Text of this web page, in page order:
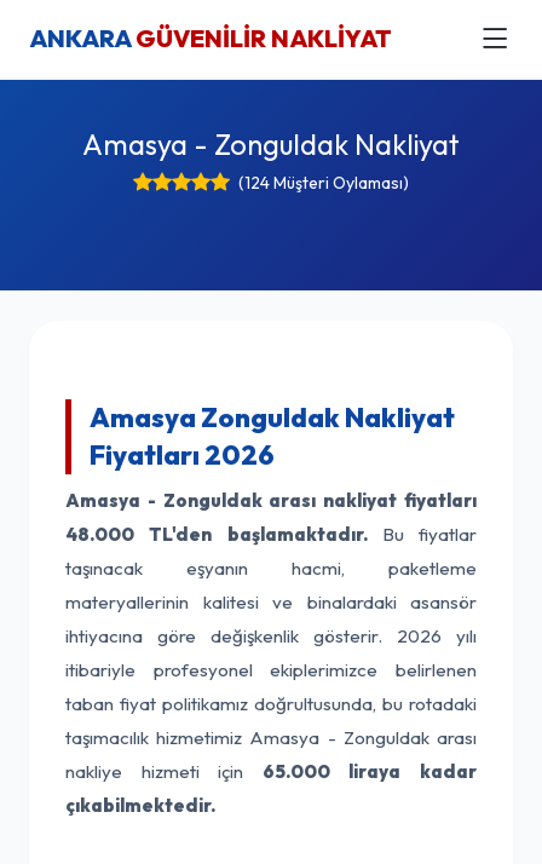
ANKARAGÜVENİLİR NAKLİYAT
Amasya - Zonguldak Nakliyat
(124 Müşteri Oylaması)
Amasya Zonguldak Nakliyat
Fiyatları 2026
Amasya - Zonguldak arası nakliyat fiyatları
48.000 TL'den başlamaktadır.Bu fiyatlar
taşınacak eşyanın hacmi, paketleme
materyallerinin kalitesi ve binalardaki asansör
ihtiyacına göre değişkenlik gösterir. 2026 yılı
itibariyle profesyonel ekiplerimizce belirlenen
taban fiyat politikamız doğrultusunda, bu rotadaki
taşımacılık hizmetimiz Amasya - Zonguldak arası
nakliye hizmeti için 65.000 liraya kadar
çıkabilmektedir.